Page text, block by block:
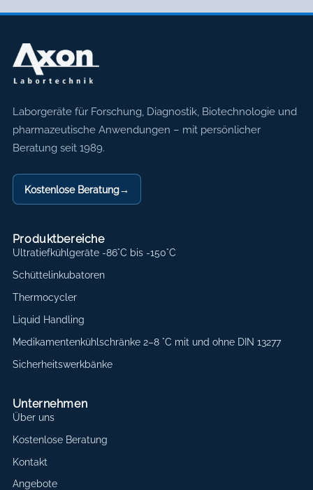
Axon Labortechnik
Laborgeräte für Forschung, Diagnostik, Biotechnologie und
pharmazeutische Anwendungen – mit persönlicher
Beratung seit 1989.
Kostenlose Beratung→
Produktbereiche
Ultratiefkühlgeräte -86°C bis -150°C
Schüttelinkubatoren
Thermocycler
Liquid Handling
Medikamentenkühlschränke 2–8 °C mit und ohne DIN 13277
Sicherheitswerkbänke
Unternehmen
Über uns
Kostenlose Beratung
Kontakt
Angebote